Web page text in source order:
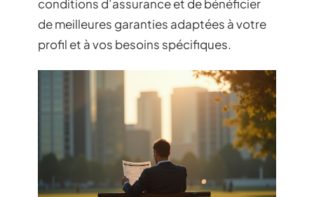
conditions d’assurance et de bénéficier
de meilleures garanties adaptées à votre
profil et à vos besoins spécifiques.